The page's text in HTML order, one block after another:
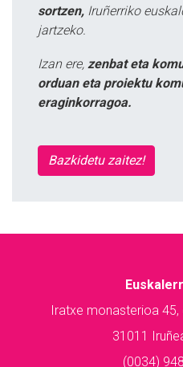
sortzen, Iruñerriko
jartzeko.
Izan ere, zenbat eta
orduan eta proiektu
eraginkorragoa.
Bazkidetu zaitez!
Iratxe monasterioa 45,
31011
(0034)